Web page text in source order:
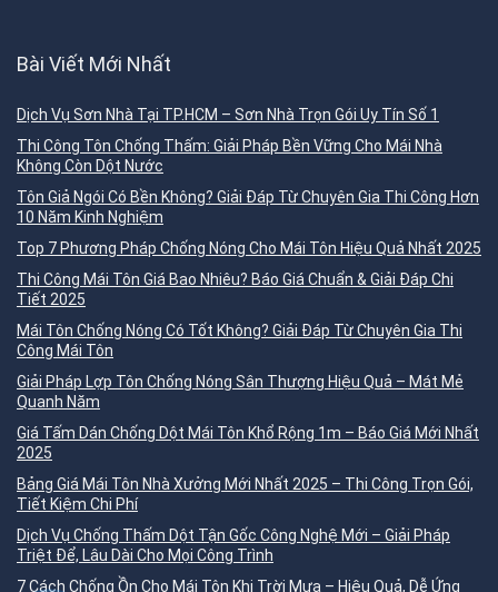
Bài Viết Mới Nhất
Dịch Vụ Sơn Nhà Tại TP.HCM – Sơn Nhà Trọn Gói Uy Tín Số 1
Thi Công Tôn Chống Thấm: Giải Pháp Bền Vững Cho Mái Nhà
Không Còn Dột Nước
Tôn Giả Ngói Có Bền Không? Giải Đáp Từ Chuyên Gia Thi Công Hơn
10 Năm Kinh Nghiệm
Top 7 Phương Pháp Chống Nóng Cho Mái Tôn Hiệu Quả Nhất 2025
Thi Công Mái Tôn Giá Bao Nhiêu? Báo Giá Chuẩn & Giải Đáp Chi
Tiết 2025
Mái Tôn Chống Nóng Có Tốt Không? Giải Đáp Từ Chuyên Gia Thi
Công Mái Tôn
Giải Pháp Lợp Tôn Chống Nóng Sân Thượng Hiệu Quả – Mát Mẻ
Quanh Năm
Giá Tấm Dán Chống Dột Mái Tôn Khổ Rộng 1m – Báo Giá Mới Nhất
2025
Bảng Giá Mái Tôn Nhà Xưởng Mới Nhất 2025 – Thi Công Trọn Gói,
Tiết Kiệm Chi Phí
Dịch Vụ Chống Thấm Dột Tận Gốc Công Nghệ Mới – Giải Pháp
Triệt Để, Lâu Dài Cho Mọi Công Trình
7 Cách Chống Ồn Cho Mái Tôn Khi Trời Mưa – Hiệu Quả, Dễ Ứng